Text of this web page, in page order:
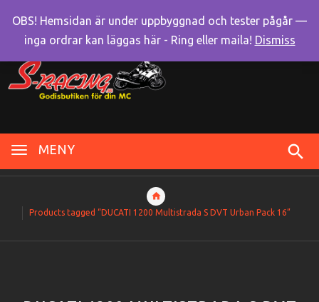
MENY
Products tagged “DUCATI 1200 Multistrada S DVT Urban Pack 16”
OBS! Hemsidan är under uppbyggnad och tester pågår —
inga ordrar kan läggas här - Ring eller maila! Dismiss